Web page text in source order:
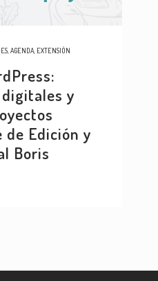
AGENDA EXTENSIÓN
y
de Edición y
Boris